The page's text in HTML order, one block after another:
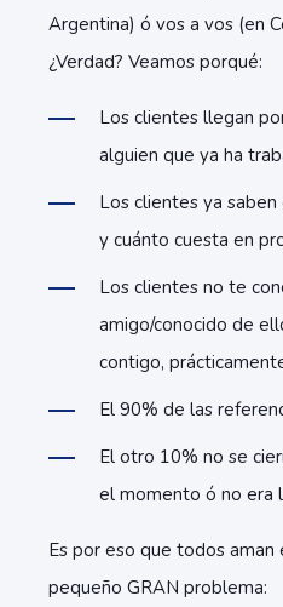
Argentina) ó vos a vos (en
¿Verdad? Veamos porqué:
Los clientes llegan
alguien que ya ha
Los clientes ya
y cuánto cuesta en
Los clientes no te
amigo/conocido de
contigo,
El 90% de las
El otro 10% no se
el momento ó no era
Es por eso que todos
pequeño GRAN problema: